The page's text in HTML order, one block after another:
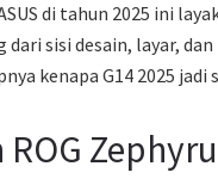
di tahun 2025 ini
dari sisi desain, layar,
kenapa G14 2025